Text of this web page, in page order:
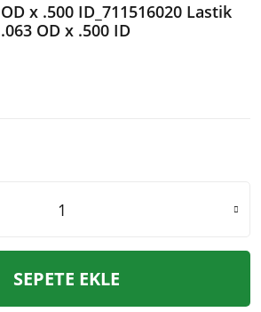
x .500 ID_711516020 Lastik
OD x .500 ID
SEPETE EKLE